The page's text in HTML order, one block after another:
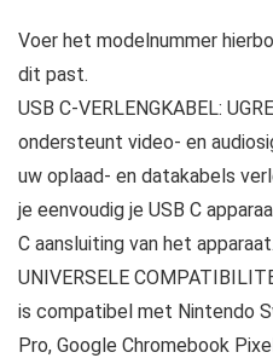
Voer het modelnummer
dit past.
USB C-VERLENGKABEL:
ondersteunt video- en
uw oplaad- en datakabels
je eenvoudig je USB C
C aansluiting van het apparaat.
UNIVERSELE
is compatibel met Nintendo
Pro, Google Chromebook